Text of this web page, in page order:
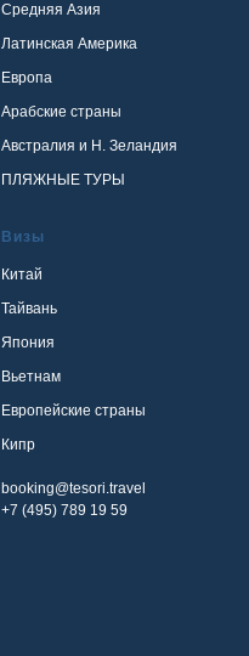
Средняя Азия
Латинская Америка
Европа
Арабские страны
Австралия и Н. Зеландия
ПЛЯЖНЫЕ ТУРЫ
Визы
Китай
Тайвань
Япония
Вьетнам
Европейские страны
Кипр
booking@tesori.travel
+7 (495) 789 19 59